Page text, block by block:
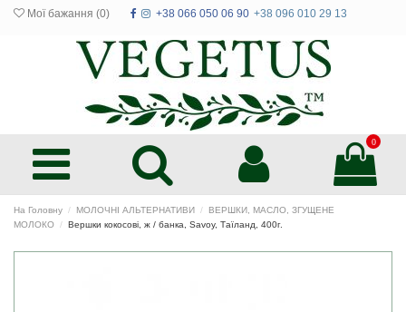
Мої бажання (0) +38 066 050 06 90 +38 096 010 29 13
0
На Головну МОЛОЧНІ АЛЬТЕРНАТИВИ
ВЕРШКИ, МАСЛО, ЗГУЩЕНЕ
МОЛОКО
Вершки кокосові, ж / банка, Savoy, Таїланд, 400г.